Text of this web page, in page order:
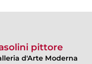
pittore
d'Arte Moderna